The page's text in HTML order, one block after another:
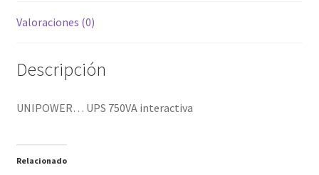
Valoraciones (0)
Descripción
UNIPOWER… UPS 750VA interactiva
Relacionado